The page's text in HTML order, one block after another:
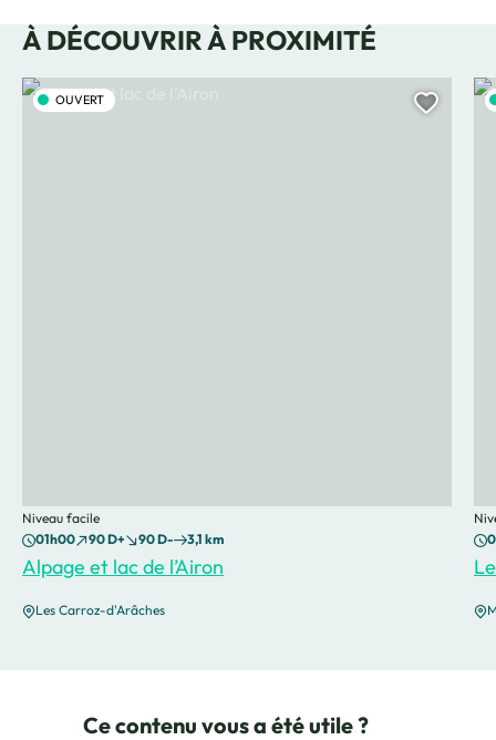
À DÉCOUVRIR À PROXIMITÉ
Alpage et lac de l’Airon
Niveau facile
Les Carroz-d'Arâches
01h00 90 D+ 90 D- 3,1 km
Alpage et lac de l’Airon, © Bouilleur de photos
OUVERT Le
Ce contenu vous a été utile ?